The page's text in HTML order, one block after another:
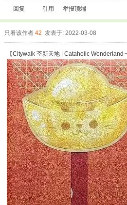
回复 引用 举报顶端
只看该作者 42 发表于: 2022-03-08
【Citywalk 荃新天地 | Cataholic